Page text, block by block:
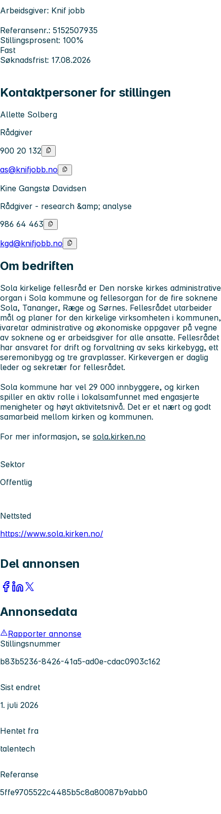
Arbeidsgiver: Knif jobb
Referansenr.: 5152507935
Stillingsprosent: 100%
Fast
Søknadsfrist: 17.08.2026
Kontaktpersoner for stillingen
Allette Solberg
Rådgiver
900 20 132
as@knifjobb.no
Kine Gangstø Davidsen
Rådgiver - research &amp; analyse
986 64 463
kgd@knifjobb.no
Om bedriften
Sola kirkelige fellesråd er Den norske kirkes administrative
organ i Sola kommune og fellesorgan for de fire soknene
Sola, Tananger, Ræge og Sørnes. Fellesrådet utarbeider
mål og planer for den kirkelige virksomheten i kommunen,
ivaretar administrative og økonomiske oppgaver på vegne
av soknene og er arbeidsgiver for alle ansatte. Fellesrådet
har ansvaret for drift og forvaltning av seks kirkebygg, ett
seremonibygg og tre gravplasser. Kirkevergen er daglig
leder og sekretær for fellesrådet.
Sola kommune har vel 29 000 innbyggere, og kirken
spiller en aktiv rolle i lokalsamfunnet med engasjerte
menigheter og høyt aktivitetsnivå. Det er et nært og godt
samarbeid mellom kirken og kommunen.
For mer informasjon, se sola.kirken.no
Sektor
Offentlig
Nettsted
https://www.sola.kirken.no/
Del annonsen
Annonsedata
Rapporter annonse
Stillingsnummer
b83b5236-8426-41a5-ad0e-cdac0903c162
Sist endret
1. juli 2026
Hentet fra
talentech
Referanse
5ffe9705522c4485b5c8a80087b9abb0